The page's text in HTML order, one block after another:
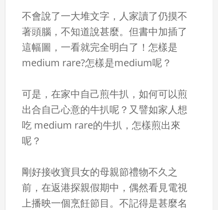
不會說了一大堆文字，人家讀了仍摸不
著頭腦，不知道說甚麼。但書中加插了
這幅圖，一看就完全明白了！怎樣是
medium rare?怎樣是medium呢？
可是，在家中自己煎牛扒，如何可以煎
出合自己心意的牛扒呢？又譬如家人想
吃 medium rare的牛扒，怎樣煎出來
呢？
剛好接收寶貝女的母親節禮物不久之
前，在返港探親假期中，偶然看見電視
上播映一個烹飪節目。不記得是甚麼名